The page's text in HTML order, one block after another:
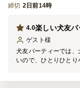
締切 2日前14時
楽しい犬友
4.0
ゲスト 様
犬友パーティーでは
いので、ひとりひと